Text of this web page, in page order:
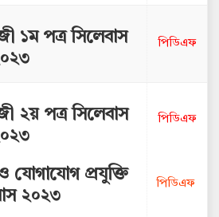
১ম পত্র সিলেবাস
পিডিএফ
২য় পত্র সিলেবাস
যোগাযোগ প্রযুক্তি
২০২৩
পিডিএফ
পিডিএফ